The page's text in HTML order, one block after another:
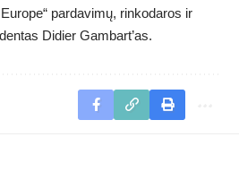
pardavimų, rinkodaros ir
Didier Gambart’as.